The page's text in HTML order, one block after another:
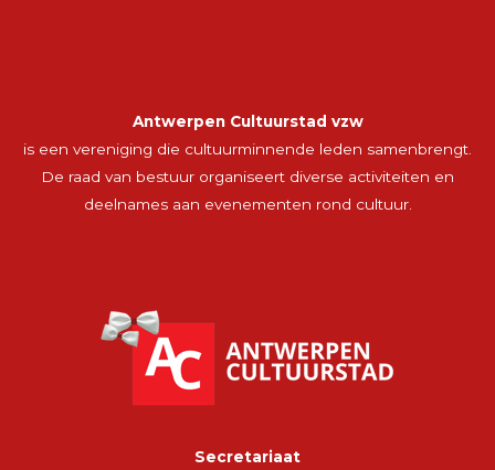
Antwerpen Cultuurstad vzw
is een vereniging die cultuurminnende leden samenbrengt.
De raad van bestuur organiseert diverse activiteiten en
deelnames aan evenementen rond cultuur.
Secretariaat